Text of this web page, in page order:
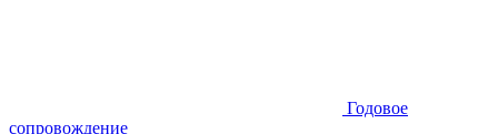
Годовое
сопровождение